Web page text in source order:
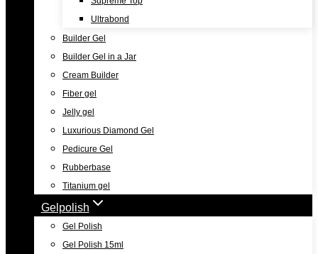
Ultrabond
Builder Gel
Builder Gel in a Jar
Cream Builder
Fiber gel
Jelly gel
Luxurious Diamond Gel
Pedicure Gel
Rubberbase
Titanium gel
Gelpolish
Gel Polish
Gel Polish 15ml